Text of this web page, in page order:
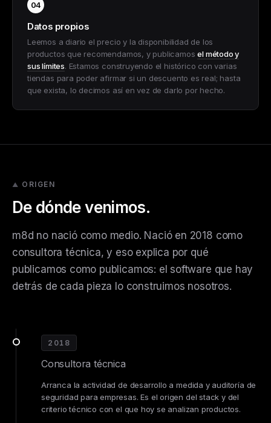
04
Datos propios
Leemos a diario el precio y la disponibilidad de los
productos que recomendamos, y publicamosel método y
sus límites. Estamos construyendo el histórico con varias
tiendas para poder afirmar si un descuento es real; hasta
que exista, lo decimos así en vez de darlo por hecho.
ORIGEN
De dónde venimos.
m8d no nació como medio. Nació en 2018 como
consultora técnica, y eso explica por qué
publicamos como publicamos: el software que hay
detrás de cada pieza lo construimos nosotros.
2018
Consultora técnica
Arranca la actividad de desarrollo a medida y auditoría de
seguridad para empresas. Es el origen del stack y del
criterio técnico con el que hoy se analizan productos.